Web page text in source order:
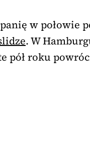
w połowie
. W
pół roku